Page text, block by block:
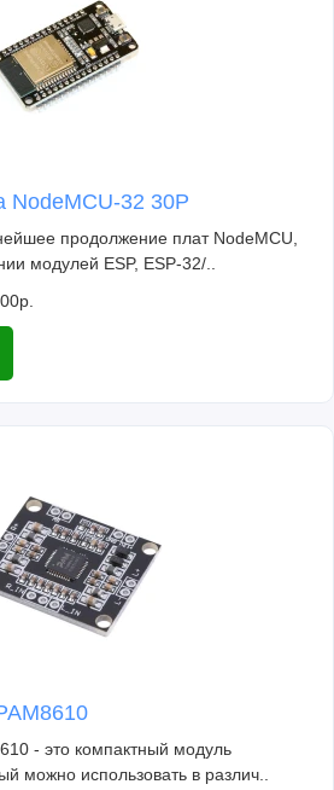
NodeMCU-32 30P
продолжение плат NodeMCU,
модулей ESP, ESP-32/..
- это компактный модуль
можно использовать в различ..